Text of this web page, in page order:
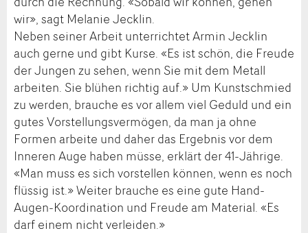
wir», sagt Melanie Jecklin.
Neben seiner Arbeit unterrichtet Armin Jecklin
auch gerne und gibt Kurse. «Es ist schön, die Freude
der Jungen zu sehen, wenn Sie mit dem Metall
arbeiten. Sie blühen richtig auf.» Um Kunstschmied
zu werden, brauche es vor allem viel Geduld und ein
gutes Vorstellungsvermögen, da man ja ohne
Formen arbeite und daher das Ergebnis vor dem
Inneren Auge haben müsse, erklärt der 41-Jährige.
«Man muss es sich vorstellen können, wenn es noch
flüssig ist.» Weiter brauche es eine gute Hand-
Augen-Koordination und Freude am Material. «Es
darf einem nicht verleiden.»